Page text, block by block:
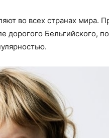
во всех странах мира.
дорогого Бельгийского,